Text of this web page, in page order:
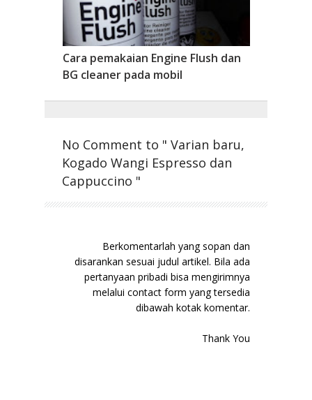
Cara pemakaian Engine Flush dan
BG cleaner pada mobil
No Comment to " Varian baru,
Kogado Wangi Espresso dan
Cappuccino "
Berkomentarlah yang sopan dan
disarankan sesuai judul artikel. Bila ada
pertanyaan pribadi bisa mengirimnya
melalui contact form yang tersedia
dibawah kotak komentar.
Thank You